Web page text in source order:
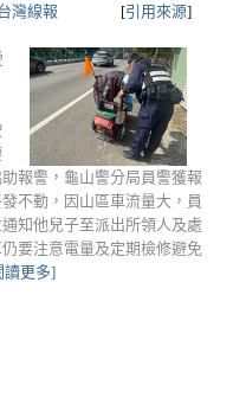
灣線報 [引用來源]
報警，龜山警分局員警獲報
不動，因山區車流量大，員
知他兒子至派出所領人及處
要注意電量及定期檢修避免
讀更多]